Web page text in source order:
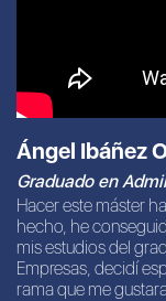
Ángel Ibáñez
Graduado en
Hacer este máster
hecho, he
mis estudios del
Empresas, decidí
rama que me